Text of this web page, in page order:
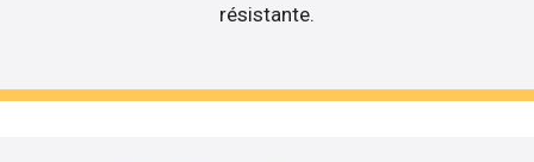
résistante.